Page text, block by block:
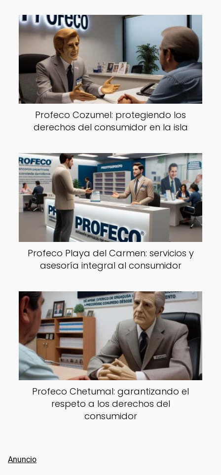
Profeco Cozumel: protegiendo los
derechos del consumidor en la isla
Profeco Playa del Carmen: servicios y
asesoría integral al consumidor
Profeco Chetumal: garantizando el
respeto a los derechos del
consumidor